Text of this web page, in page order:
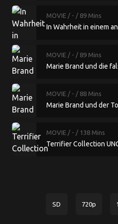
MOVIE / - / 89 Mins
In Wahrheit in einem
MOVIE / - / 89 Mins
Marie Brand und die
MOVIE / - / 88 Mins
Marie Brand und der
MOVIE / - / 138 Mins
Terrifier Collection
SD 720p